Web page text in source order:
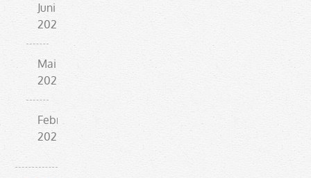
Juni
2025
Mai
2025
Februar
2025